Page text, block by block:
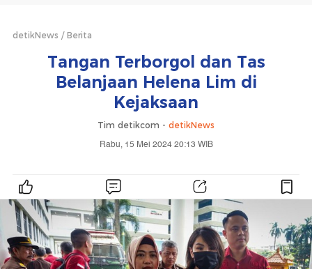
detikNews Berita
Tangan Terborgol dan Tas
Belanjaan Helena Lim di
Kejaksaan
Tim detikcom - detikNews
Rabu, 15 Mei 2024 20:13 WIB